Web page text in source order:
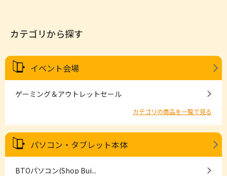
カテゴリから探す
イベント会場
ゲーミング＆アウトレットセール
カテゴリの商品を一覧で見る
パソコン・タブレット本体
BTOパソコン(Shop Bui...